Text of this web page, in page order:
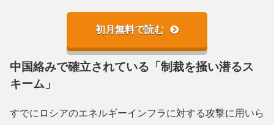
初月無料で読む
中国絡みで確立されている「制裁を掻い潜るス
キーム」
すでにロシアのエネルギーインフラに対する攻撃に用いら